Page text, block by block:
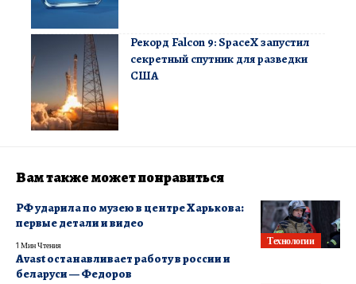
Рекорд Falcon 9: SpaceX запустил
секретный спутник для разведки
США
Вам также может понравиться
Технологии
РФ ударила по музею в центре Харькова:
первые детали и видео
1 Мин Чтения
Avast останавливает работу в россии и
беларуси — Федоров